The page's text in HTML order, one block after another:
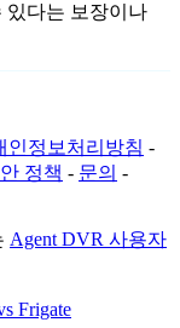
있다는 보장이나
인정보처리방침 -
정책 - 문의 -
Agent DVR 사용자
Frigate